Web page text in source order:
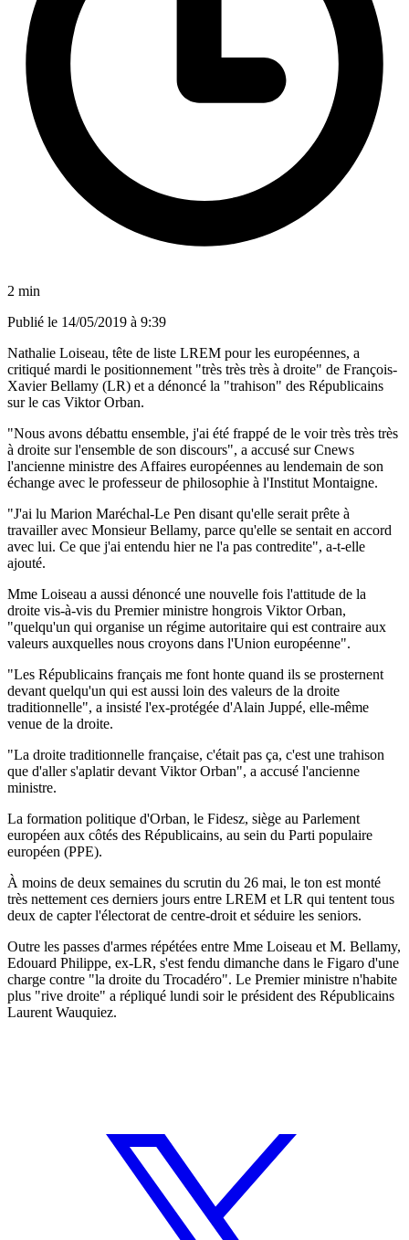
2 min
Publié le 14/05/2019 à 9:39
Nathalie Loiseau, tête de liste LREM pour les européennes, a
critiqué mardi le positionnement "très très très à droite" de François-
Xavier Bellamy (LR) et a dénoncé la "trahison" des Républicains
sur le cas Viktor Orban.
"Nous avons débattu ensemble, j'ai été frappé de le voir très très très
à droite sur l'ensemble de son discours", a accusé sur Cnews
l'ancienne ministre des Affaires européennes au lendemain de son
échange avec le professeur de philosophie à l'Institut Montaigne.
"J'ai lu Marion Maréchal-Le Pen disant qu'elle serait prête à
travailler avec Monsieur Bellamy, parce qu'elle se sentait en accord
avec lui. Ce que j'ai entendu hier ne l'a pas contredite", a-t-elle
ajouté.
Mme Loiseau a aussi dénoncé une nouvelle fois l'attitude de la
droite vis-à-vis du Premier ministre hongrois Viktor Orban,
"quelqu'un qui organise un régime autoritaire qui est contraire aux
valeurs auxquelles nous croyons dans l'Union européenne".
"Les Républicains français me font honte quand ils se prosternent
devant quelqu'un qui est aussi loin des valeurs de la droite
traditionnelle", a insisté l'ex-protégée d'Alain Juppé, elle-même
venue de la droite.
"La droite traditionnelle française, c'était pas ça, c'est une trahison
que d'aller s'aplatir devant Viktor Orban", a accusé l'ancienne
ministre.
La formation politique d'Orban, le Fidesz, siège au Parlement
européen aux côtés des Républicains, au sein du Parti populaire
européen (PPE).
À moins de deux semaines du scrutin du 26 mai, le ton est monté
très nettement ces derniers jours entre LREM et LR qui tentent tous
deux de capter l'électorat de centre-droit et séduire les seniors.
Outre les passes d'armes répétées entre Mme Loiseau et M. Bellamy,
Edouard Philippe, ex-LR, s'est fendu dimanche dans le Figaro d'une
charge contre "la droite du Trocadéro". Le Premier ministre n'habite
plus "rive droite" a répliqué lundi soir le président des Républicains
Laurent Wauquiez.